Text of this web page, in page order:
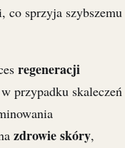
co sprzyja szybszemu
regeneracji
przypadku skaleczeń
zdrowie skóry,